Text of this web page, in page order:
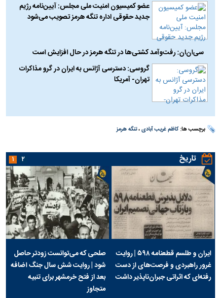
عضو کمیسیون امنیت ملی مجلس: آیین‌نامه رژیم
جدید حقوقی اداره تنگه هرمز تصویب می‌شود
سی‌ان‌ان: رفت‌وآمد کشتی‌ها در تنگه هرمز در حال افزایش است
گروسی: دسترسی آژانس به ایران در گرو مذاکرات
تهران- آمریکا
برچسب ها:کاظم غریب آبادی ،تنگه هرمز
تاریخ
ایران و طلسم قطعنامه ۵۹۸ | روایت
غرور راهبردی و فرصت‌های از دست
رفته‌ای که اثراتی جبران‌ناپذیر داشت
صلحی که می‌توانست زودتر حاصل
شود | روایت شش سال جنگ اضافه
بعد از فتح خرمشهر برای تنبیه
متجاوز
۱ ۲